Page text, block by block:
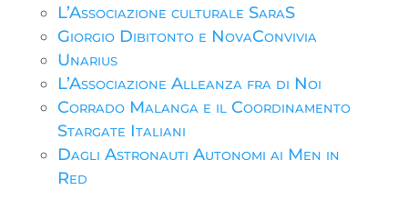
L’Associazione culturale SaraS
Giorgio Dibitonto e NovaConvivia
Unarius
L’Associazione Alleanza fra di Noi
Corrado Malanga e il Coordinamento
Stargate Italiani
Dagli Astronauti Autonomi ai Men in
Red